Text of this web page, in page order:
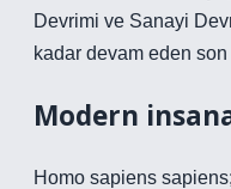
Devrimi ve Sanayi
kadar devam eden
Modern
Homo sapiens